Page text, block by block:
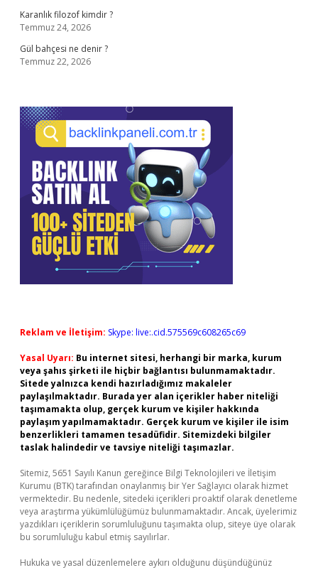
Karanlık filozof kimdir ?
Temmuz 24, 2026
Gül bahçesi ne denir ?
Temmuz 22, 2026
Reklam ve İletişim: Skype: live:.cid.575569c608265c69
Yasal Uyarı: Bu internet sitesi, herhangi bir marka, kurum
veya şahıs şirketi ile hiçbir bağlantısı bulunmamaktadır.
Sitede yalnızca kendi hazırladığımız makaleler
paylaşılmaktadır. Burada yer alan içerikler haber niteliği
taşımamakta olup, gerçek kurum ve kişiler hakkında
paylaşım yapılmamaktadır. Gerçek kurum ve kişiler ile isim
benzerlikleri tamamen tesadüfidir. Sitemizdeki bilgiler
taslak halindedir ve tavsiye niteliği taşımazlar.
Sitemiz, 5651 Sayılı Kanun gereğince Bilgi Teknolojileri ve İletişim
Kurumu (BTK) tarafından onaylanmış bir Yer Sağlayıcı olarak hizmet
vermektedir. Bu nedenle, sitedeki içerikleri proaktif olarak denetleme
veya araştırma yükümlülüğümüz bulunmamaktadır. Ancak, üyelerimiz
yazdıkları içeriklerin sorumluluğunu taşımakta olup, siteye üye olarak
bu sorumluluğu kabul etmiş sayılırlar.
Hukuka ve yasal düzenlemelere aykırı olduğunu düşündüğünüz